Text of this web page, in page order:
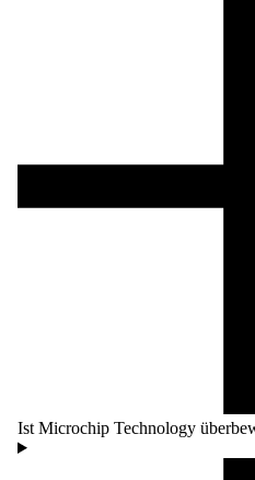
Ist Microchip Technology